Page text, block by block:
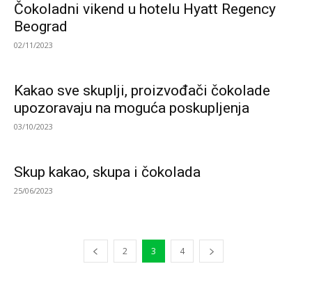
Čokoladni vikend u hotelu Hyatt Regency
Beograd
02/11/2023
Kakao sve skuplji, proizvođači čokolade
upozoravaju na moguća poskupljenja
03/10/2023
Skup kakao, skupa i čokolada
25/06/2023
2 3 4